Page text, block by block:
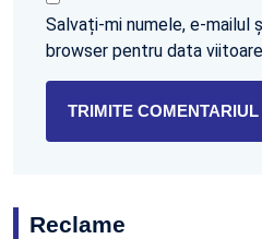
Salvați-mi numele, e-mailul
browser pentru data
Reclame